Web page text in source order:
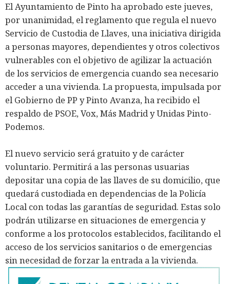
El Ayuntamiento de Pinto ha aprobado este jueves,
por unanimidad, el reglamento que regula el nuevo
Servicio de Custodia de Llaves, una iniciativa dirigida
a personas mayores, dependientes y otros colectivos
vulnerables con el objetivo de agilizar la actuación
de los servicios de emergencia cuando sea necesario
acceder a una vivienda. La propuesta, impulsada por
el Gobierno de PP y Pinto Avanza, ha recibido el
respaldo de PSOE, Vox, Más Madrid y Unidas Pinto-
Podemos.
El nuevo servicio será gratuito y de carácter
voluntario. Permitirá a las personas usuarias
depositar una copia de las llaves de su domicilio, que
quedará custodiada en dependencias de la Policía
Local con todas las garantías de seguridad. Estas solo
podrán utilizarse en situaciones de emergencia y
conforme a los protocolos establecidos, facilitando el
acceso de los servicios sanitarios o de emergencias
sin necesidad de forzar la entrada a la vivienda.